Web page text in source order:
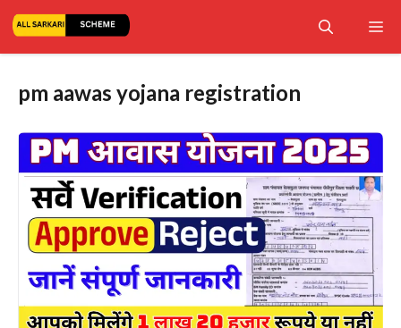
pm aawas yojana registration